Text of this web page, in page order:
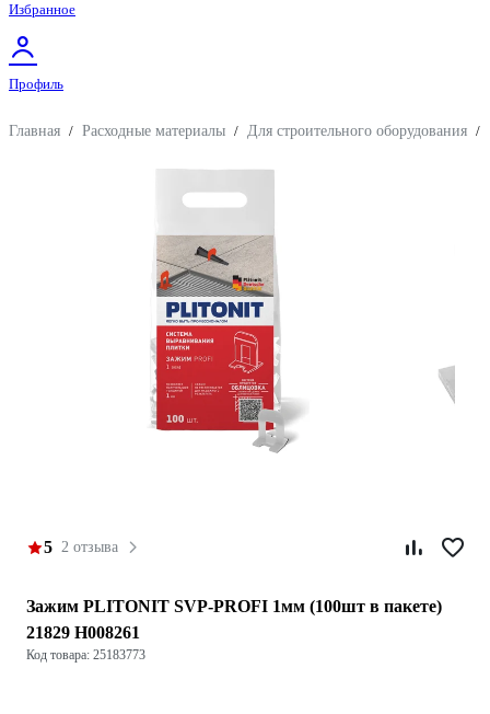
Избранное
Профиль
Главная / Расходные материалы / Для строительного оборудования /
5 2 отзыва
Зажим PLITONIT SVP-PROFI 1мм (100шт в пакете)
21829 Н008261
Код товара: 25183773